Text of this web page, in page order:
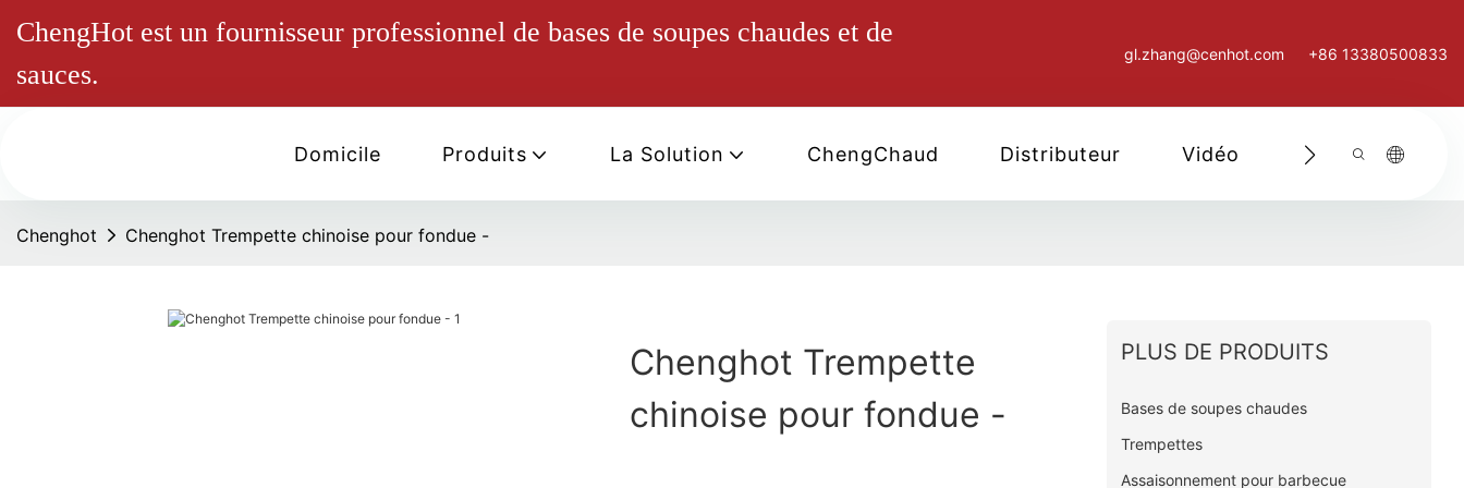
ChengHot est un fournisseur professionnel de bases de soupes chaudes et de
sauces.
gl.zhang@cenhot.com +86 13380500833
Domicile Produits La Solution ChengChaud Distributeur Vidéo Nous Contacter
Chenghot Chenghot Trempette chinoise pour fondue -
Chenghot Trempette
chinoise pour fondue -
PLUS DE PRODUITS
Bases de soupes chaudes
Trempettes
Assaisonnement pour barbecue